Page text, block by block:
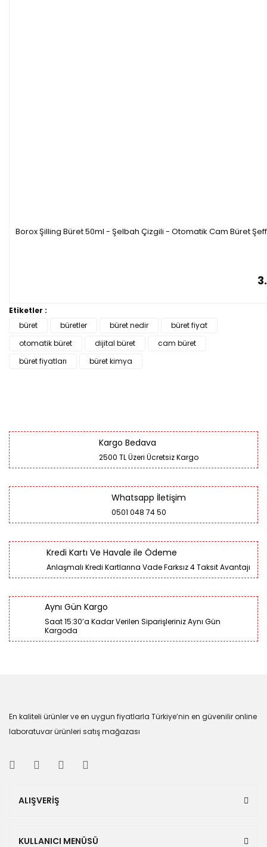
Borox Şilling Büret 50ml - Şelbah Çizgili - Otomatik Cam Büret
Etiketler :
büret
büretler büret nedir
büret fiyat
otomatik büret
dijital büret
cam büret
büret fiyatları
büret kimya
Kargo Bedava
2500 TL Üzeri Ücretsiz Kargo
Whatsapp İletişim
0501 048 74 50
Kredi Kartı Ve Havale ile Ödeme
Anlaşmalı Kredi Kartlarına Vade Farksız 4 Taksit Avantajı
Aynı Gün Kargo
Saat 15:30’a Kadar Verilen Siparişleriniz Aynı Gün
Kargoda
En kaliteli ürünler ve en uygun fiyatlarla Türkiye’nin en güvenilir online
laboratuvar ürünleri satış mağazası
ALIŞVERİŞ
KULLANICI MENÜSÜ